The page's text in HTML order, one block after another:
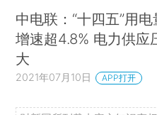
中电联：“十四五”用
增速超4.8% 电力供应
大
2021年07月10日 APP打开